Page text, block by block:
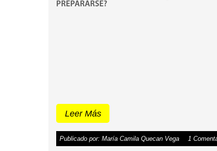
PREPARARSE?
Leer Más
Publicado por: María Camila Quecan Vega 1